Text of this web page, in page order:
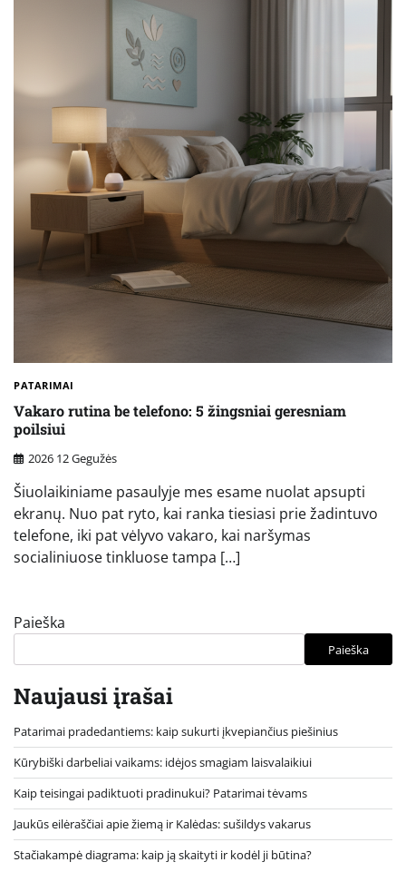
PATARIMAI
Vakaro rutina be telefono: 5 žingsniai geresniam
poilsiui
2026 12 Gegužės
Šiuolaikiniame pasaulyje mes esame nuolat apsupti
ekranų. Nuo pat ryto, kai ranka tiesiasi prie žadintuvo
telefone, iki pat vėlyvo vakaro, kai naršymas
socialiniuose tinkluose tampa […]
Paieška
Paieška
Naujausi įrašai
Patarimai pradedantiems: kaip sukurti įkvepiančius piešinius
Kūrybiški darbeliai vaikams: idėjos smagiam laisvalaikiui
Kaip teisingai padiktuoti pradinukui? Patarimai tėvams
Jaukūs eilėraščiai apie žiemą ir Kalėdas: sušildys vakarus
Stačiakampė diagrama: kaip ją skaityti ir kodėl ji būtina?